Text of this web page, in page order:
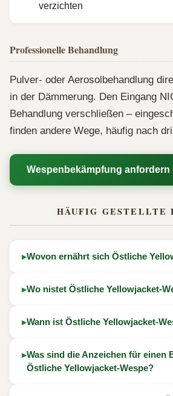
verzichten
Professionelle Behandlung
Pulver- oder Aerosolbehandlung
in der Dämmerung. Den Eingang
Behandlung verschließen –
finden andere Wege, häufig nach
Wespenbekämpfung anfordern
HÄUFIG GESTELLTE
Wovon ernährt sich Östliche
Wo nistet Östliche Yellowjacket-
Wann ist Östliche Yellowjacket-
Was sind die Anzeichen für einen
Östliche Yellowjacket-Wespe?